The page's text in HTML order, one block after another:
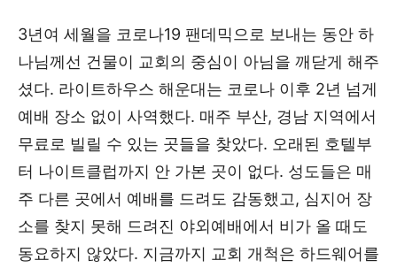
3년여 세월을 코로나19 팬데믹으로 보내는 동안 하
나님께선 건물이 교회의 중심이 아님을 깨닫게 해주
셨다. 라이트하우스 해운대는 코로나 이후 2년 넘게
예배 장소 없이 사역했다. 매주 부산, 경남 지역에서
무료로 빌릴 수 있는 곳들을 찾았다. 오래된 호텔부
터 나이트클럽까지 안 가본 곳이 없다. 성도들은 매
주 다른 곳에서 예배를 드려도 감동했고, 심지어 장
소를 찾지 못해 드려진 야외예배에서 비가 올 때도
동요하지 않았다. 지금까지 교회 개척은 하드웨어를